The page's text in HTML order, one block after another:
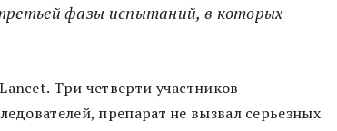
фазы испытаний, в которых
Три четверти участников
препарат не вызвал серьезных